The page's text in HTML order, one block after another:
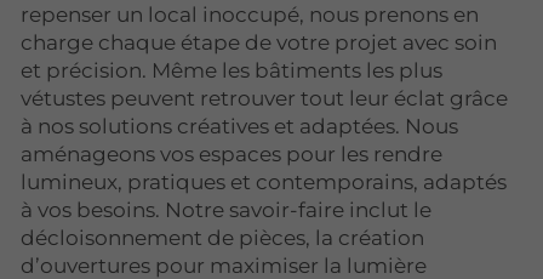
repenser un local inoccupé, nous prenons en
charge chaque étape de votre projet avec soin
et précision. Même les bâtiments les plus
vétustes peuvent retrouver tout leur éclat grâce
à nos solutions créatives et adaptées. Nous
aménageons vos espaces pour les rendre
lumineux, pratiques et contemporains, adaptés
à vos besoins. Notre savoir-faire inclut le
décloisonnement de pièces, la création
d’ouvertures pour maximiser la lumière